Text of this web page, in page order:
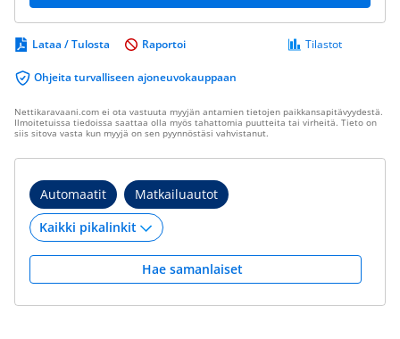
Lataa / Tulosta
Ohjeita turvalliseen ajoneuvokauppaan
Tilastot
Raportoi
Nettikaravaani.com ei ota vastuuta myyjän antamien tietojen paikkansapitävyydestä.
Ilmoitetuissa tiedoissa saattaa olla myös tahattomia puutteita tai virheitä. Tieto on
siis sitova vasta kun myyjä on sen pyynnöstäsi vahvistanut.
Automaatit Matkailuautot
Hae samanlaiset